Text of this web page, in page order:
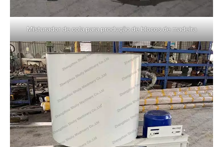
Misturador de cola para produção de blocos de madeira